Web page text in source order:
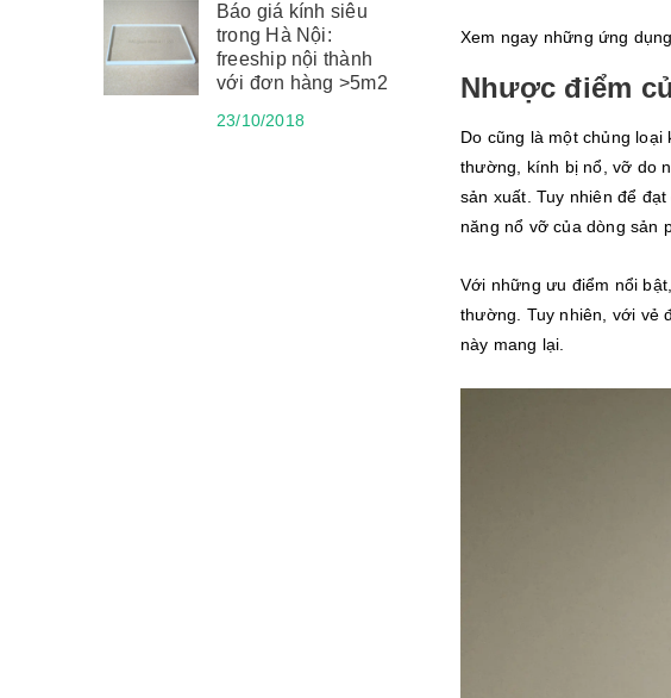
Báo giá kính siêu
trong Hà Nội:
freeship nội thành
với đơn hàng >5m2
23/10/2018
Xem ngay những ứng
Nhược điểm
Do cũng là một chủng
thường, kính bị nổ, vỡ do
sản xuất. Tuy nhiên để
năng nổ vỡ của dòng sản
Với những ưu điểm nổi
thường. Tuy nhiên, với vẻ
này mang lại.